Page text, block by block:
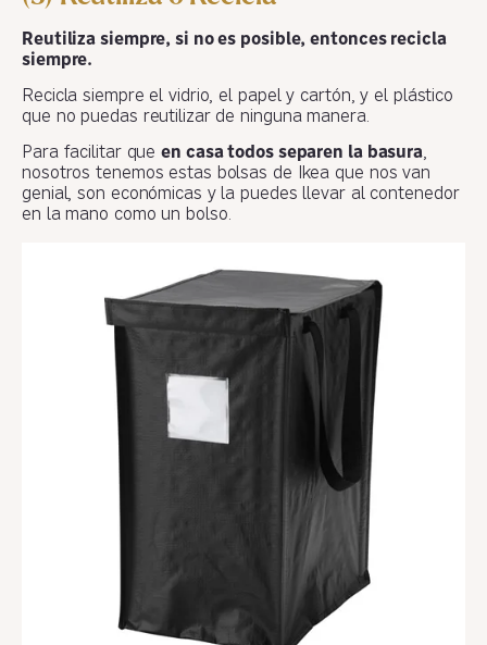
Reutiliza siempre, si no es posible, entonces recicla
siempre.
Recicla siempre el vidrio, el papel y cartón, y el plástico
que no puedas reutilizar de ninguna manera.
Para facilitar queen casa todos separen la basura,
nosotros tenemos estas bolsas de Ikea que nos van
genial, son económicas y la puedes llevar al contenedor
en la mano como un bolso.